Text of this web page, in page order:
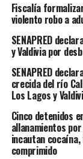
entrada y
realizó un
distintas
dependencias
balanzas
fogueo con
Fiscalía
violento robo a
SENAPRED
y Valdivia por
SENAPRED
crecida del río
Los Lagos y
Cinco detenidos
allanamientos
incautan
comprimido